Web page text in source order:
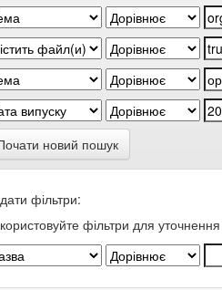
новий пошук
фільтри:
фільтри для уточнення